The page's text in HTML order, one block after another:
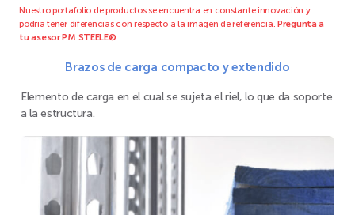
Nuestro portafolio de productos se encuentra en constante innovación y
podría tener diferencias con respecto a la imagen de referencia. Pregunta a
tu asesor PM STEELE®.
Brazos de carga compacto y extendido
Elemento de carga en el cual se sujeta el riel, lo que da soporte
a la estructura.